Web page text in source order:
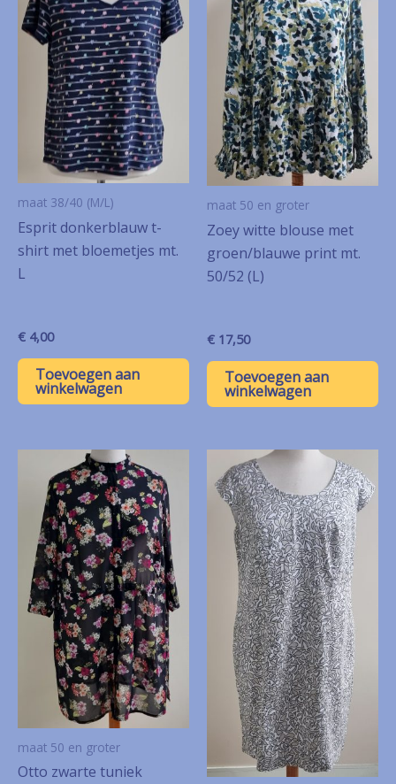
maat 38/40 (M/L)
Esprit donkerblauw t-
shirt met bloemetjes mt.
L
€ 4,00
Toevoegen aan
winkelwagen
maat 50 en groter
Zoey witte blouse met
groen/blauwe print mt.
50/52 (L)
€ 17,50
Toevoegen aan
winkelwagen
maat 50 en groter
Otto zwarte tuniek